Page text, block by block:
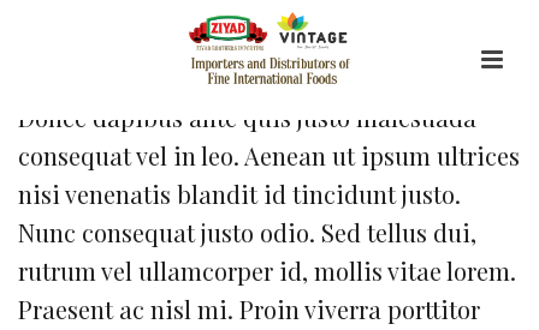
May 25, 2013 In
Donec dapibus ante quis justo malesuada
consequat vel in leo. Aenean ut ipsum ultrices
nisi venenatis blandit id tincidunt justo.
Nunc consequat justo odio. Sed tellus dui,
rutrum vel ullamcorper id, mollis vitae lorem.
Praesent ac nisl mi. Proin viverra porttitor